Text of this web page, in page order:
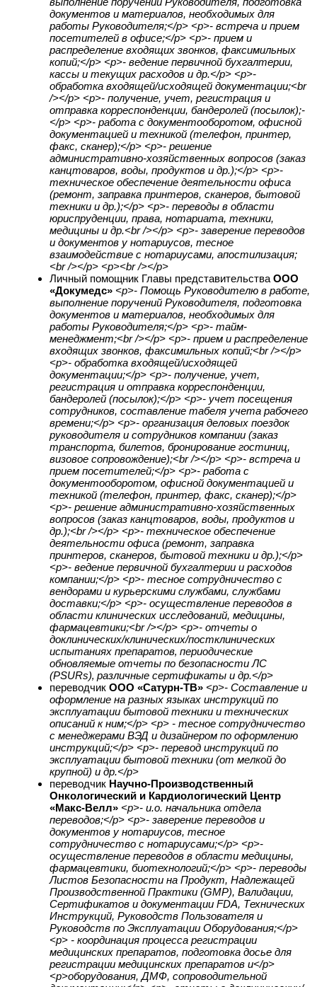
документов и материалов, необходимых для
работы Руководителя;</p> <p>- встреча и прием
посетителей в офисе;</p> <p>- прием и
распределение входящих звонков, факсимильных
копий;</p> <p>- ведение первичной бухгалтерии,
кассы и текущих расходов и др.</p> <p>-
обработка входящей/исходящей документации;<br
/></p> <p>- получение, учет, регистрация и
отправка корреспонденции, бандеролей (посылок);-
</p> <p>- работа с документооборотом, офисной
документацией и техникой (телефон, принтер,
факс, сканер);</p> <p>- решение
административно-хозяйственных вопросов (заказ
канцтоваров, воды, продуктов и др.);</p> <p>-
техническое обеспечение деятельности офиса
(ремонт, заправка принтеров, сканеров, бытовой
техники и др.);</p> <p>- переводы в области
юриспруденции, права, нотариата, техники,
медицины и др.<br /></p> <p>- заверение переводов
и документов у нотариусов, тесное
взаимодействие с нотариусами, апостилизация;
<br /></p> <p><br /></p>
Личный помощник Главы представительства ООО
«Докумедс» <p>- Помощь Руководителю в работе,
выполнение поручений Руководителя, подготовка
документов и материалов, необходимых для
работы Руководителя;</p> <p>- тайм-
менеджмент;<br /></p> <p>- прием и распределение
входящих звонков, факсимильных копий;<br /></p>
<p>- обработка входящей/исходящей
документации;</p> <p>- получение, учет,
регистрация и отправка корреспонденции,
бандеролей (посылок);</p> <p>- учет посещения
сотрудников, составление табеля учета рабочего
времени;</p> <p>- организация деловых поездок
руководителя и сотрудников компании (заказ
транспорта, билетов, бронирование гостиниц,
визовое сопровождение);<br /></p> <p>- встреча и
прием посетителей;</p> <p>- работа с
документооборотом, офисной документацией и
техникой (телефон, принтер, факс, сканер);</p>
<p>- решение административно-хозяйственных
вопросов (заказ канцтоваров, воды, продуктов и
др.);<br /></p> <p>- техническое обеспечение
деятельности офиса (ремонт, заправка
принтеров, сканеров, бытовой техники и др.);</p>
<p>- ведение первичной бухгалтерии и расходов
компании;</p> <p>- тесное сотрудничество с
вендорами и курьерскими службами, службами
доставки;</p> <p>- осуществление переводов в
области клинических исследований, медицины,
фармацевтики;<br /></p> <p>- отчеты о
доклиничеcких/клинических/постклинических
испытаниях препаратов‚ периодические
обновляемые отчеты по безопасности ЛС
(PSURs)‚ различные сертификаты и др.</p>
переводчик ООО «Сатурн-ТВ» <p>- Составление и
оформление на разных языках инструкций по
эксплуатации бытовой техники и технических
описаний к ним;</p> <p> - тесное сотрудничество
с менеджерами ВЭД и дизайнером по оформлению
инструкций;</p> <p>- перевод инструкций по
эксплуатации бытовой техники (от мелкой до
крупной) и др.</p>
переводчик Научно-Производственный
Онкологический и Кардиологический Центр
«Макс-Велл» <p>- и.о. начальника отдела
переводов;</p> <p>- заверение переводов и
документов у нотариусов, тесное
сотрудничество с нотариусами;</p> <p>-
осуществление переводов в области медицины,
фармацевтики, биотехнологий;</p> <p>- переводы
Листов Безопасности на Продукт, Надлежащей
Производственной Практики (GMP), Валидации,
Сертификатов и документации FDA, Технических
Инструкций, Руководств Пользователя и
Руководств по Эксплуатации Оборудования;</p>
<p> - координация процесса регистрации
медицинских препаратов, подготовка досье для
регистрации медицинских препаратов и</p>
<p>оборудования, ДМФ, сопроводительной